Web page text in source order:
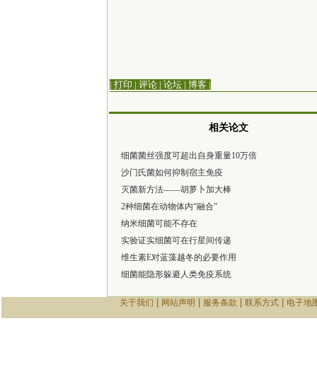
| 打印 | 评论 | 论坛 | 博客 |
相关论文
细菌菌丝强度可超出自身重量10万倍
沙门氏菌如何抑制宿主免疫
灭菌新方法——胡萝卜加大棒
2种细菌在动物体内“融合”
纳米细菌可能不存在
实验证实细菌可在行星间传递
维生素E对蓝藻越冬的必要作用
细菌能隐形躲避人类免疫系统
关于我们 网站声明 服务条款 联系方式| 电子地